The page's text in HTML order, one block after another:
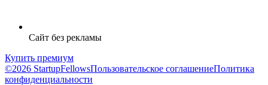
Сайт без рекламы
Купить премиум
©2026 StartupFellowsПользовательское соглашениеПолитика
конфиденциальности